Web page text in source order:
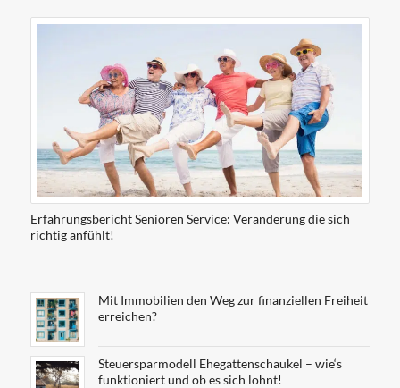
Erfahrungsbericht Senioren Service: Veränderung die sich
richtig anfühlt!
Mit Immobilien den Weg zur finanziellen Freiheit
erreichen?
Steuersparmodell Ehegattenschaukel – wie‘s
funktioniert und ob es sich lohnt!